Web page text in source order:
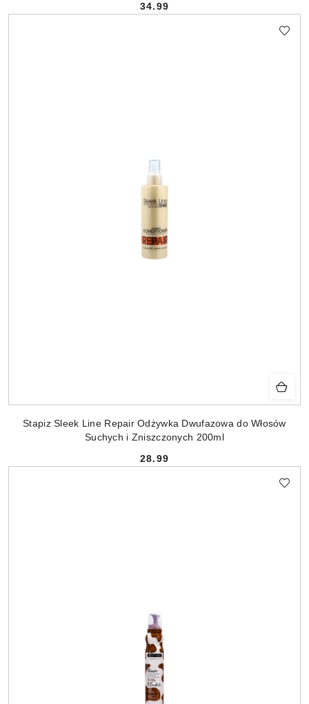
Cena:
34.99
Stapiz Sleek Line Repair Odżywka Dwufazowa do Włosów
Suchych i Zniszczonych 200ml
Cena:
28.99